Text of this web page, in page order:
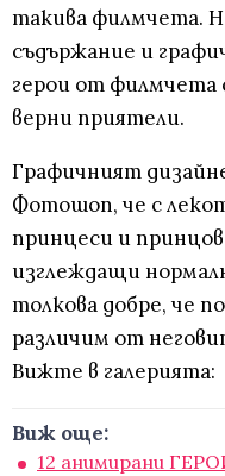
такива филмчета.
съдържание и
герои от филмчета
верни приятели.
Графичният
Фотошоп, че с
принцеси и
изглеждащи
толкова добре, че
различим от
Вижте в галерията:
Виж още:
12 анимирани